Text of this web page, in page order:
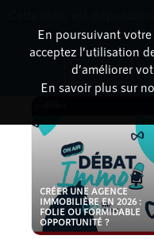
CRÉER UNE AGENCE
IMMOBILIÈRE EN 2026 :
FOLIE OU FORMIDABLE
OPPORTUNITÉ ?
En poursuivant
acceptez l’utilisation
d’améliorer
En savoir plus sur
Non merci